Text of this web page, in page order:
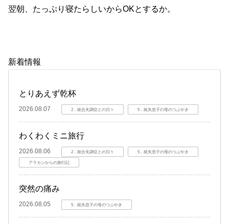
翌朝、たっぷり寝たらしいからOKとするか。
新着情報
とりあえず乾杯
2026.08.07 2．統合失調症との日々 5．統失息子の母のつぶやき
わくわくミニ旅行
2026.08.06 2．統合失調症との日々 5．統失息子の母のつぶやき
アラカンからの旅行記
突然の痛み
2026.08.05 5．統失息子の母のつぶやき